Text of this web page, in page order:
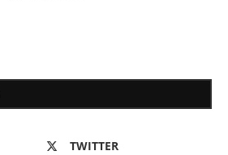
TWITTER